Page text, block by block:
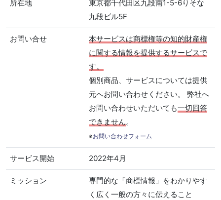
所在地
東京都千代田区九段南1-5-6りそな
九段ビル5F
お問い合せ
本サービスは商標権等の知的財産権
に関する情報を提供するサービスで
す。
個別商品、サービスについては提供
元へお問い合わせください。 弊社へ
お問い合わせいただいても一切回答
できません。
※お問い合わせフォーム
サービス開始 2022年4月
ミッション
専門的な「商標情報」をわかりやす
く広く一般の方々に伝えること